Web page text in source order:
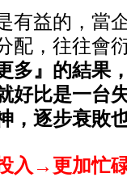
有益的，當
配，往往會
多』的結果
好比是一台
，逐步衰敗
入→更加忙